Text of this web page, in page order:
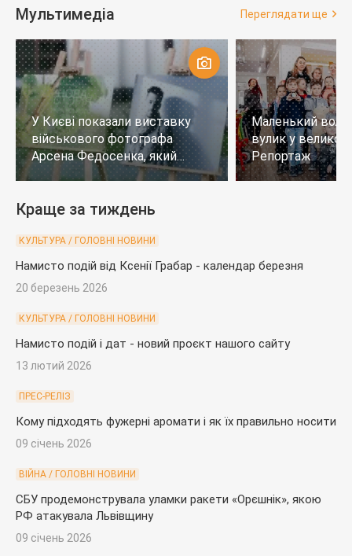
Мультимедіа Переглядати ще
У Києві показали виставку
військового фотографа
Арсена Федосенка, який
загинув на війні
Маленький
вулик у
Репортаж
Краще за тиждень
КУЛЬТУРА / ГОЛОВНІ НОВИНИ
Намисто подій від Ксенії Грабар - календар березня
20 березень 2026
КУЛЬТУРА / ГОЛОВНІ НОВИНИ
Намисто подій і дат - новий проєкт нашого сайту
13 лютий 2026
ПРЕС-РЕЛІЗ
Кому підходять фужерні аромати і як їх правильно носити
09 січень 2026
ВІЙНА / ГОЛОВНІ НОВИНИ
СБУ продемонструвала уламки ракети «Орєшнік», якою
РФ атакувала Львівщину
09 січень 2026